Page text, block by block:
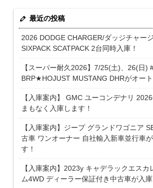
最近の投稿
2026 DODGE CHARGER/ダッジチャー
SIXPACK SCATPACK 2台同時入庫！
【スーパー耐久2026】7/25(土)、26(日)
BRP★HOJUST MUSTANG DHRがオート
【入庫案内】 GMC ユーコンデナリ
まもなく入庫します！
【入庫案内】ジープ グランドワゴニア
古車 ワンオーナー 自社輸入新車並行車
す！
【入庫案内】2023y キャデラックエスカ
ム4WD ディーラー保証付き中古車が入庫